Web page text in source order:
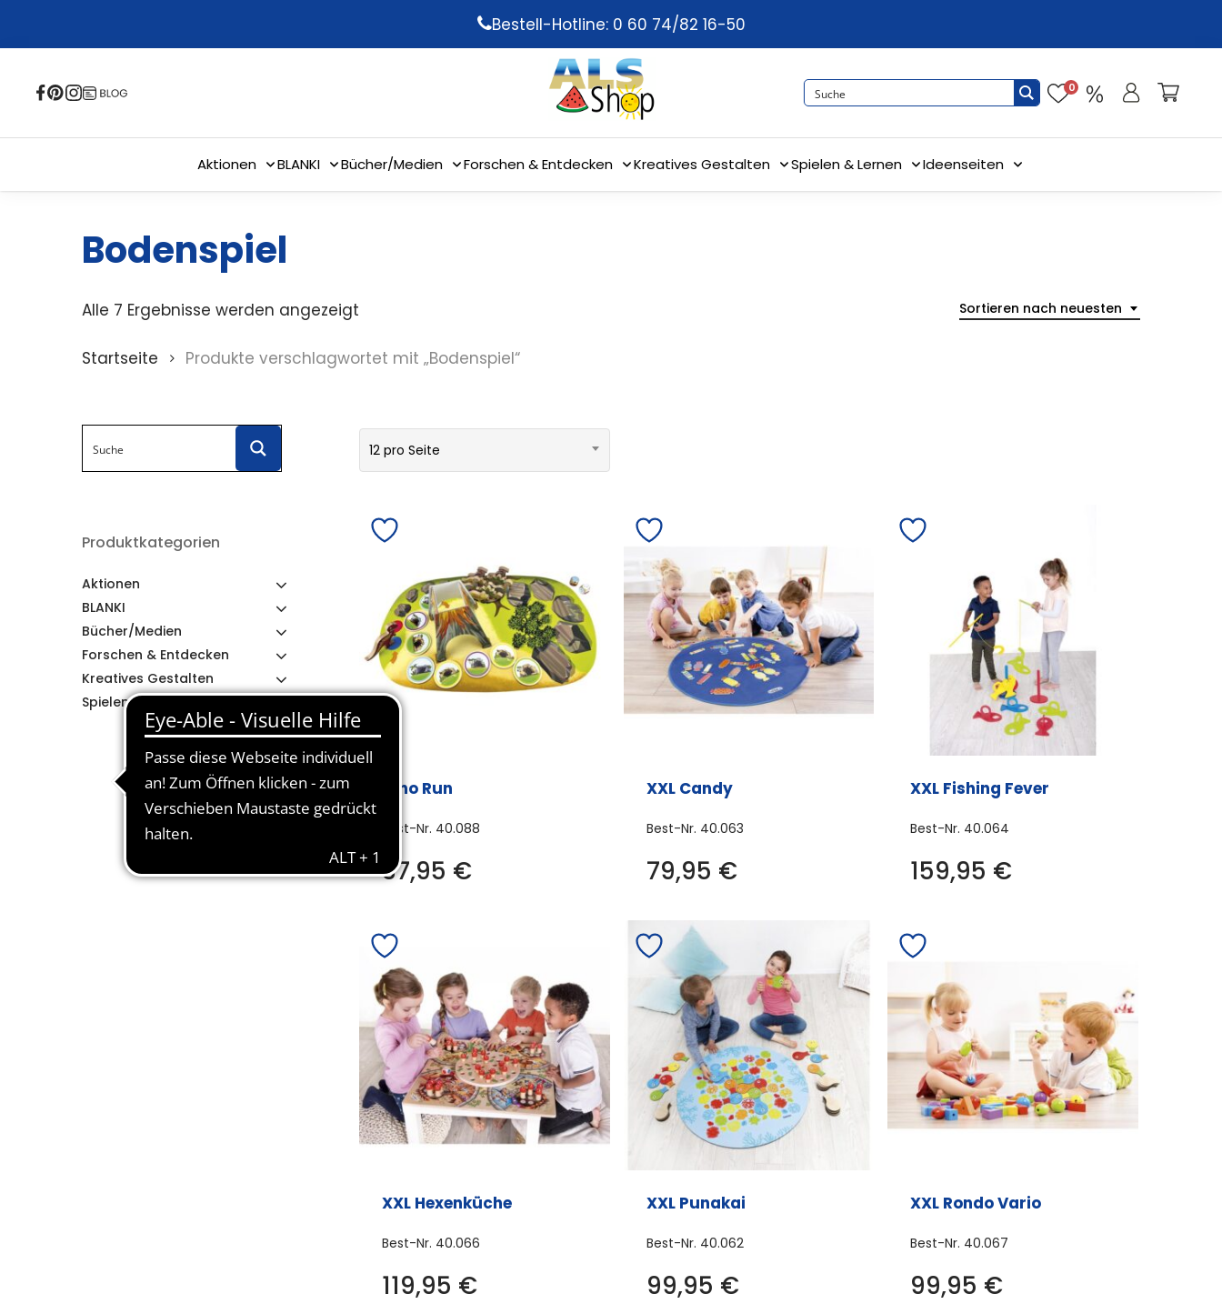
content
Bestell-Hotline: 0 60 74/82 16-50
0
Aktionen BLANKI Bücher/Medien Forschen & Entdecken Kreatives Gestalten Spielen & Lernen Ideenseiten
Bodenspiel
Sortieren nach neuesten
Alle 7 Ergebnisse werden angezeigt
Startseite Produkte verschlagwortet mit „Bodenspiel“
Produktkategorien
Aktionen
BLANKI
Bücher/Medien
Forschen & Entdecken
Kreatives Gestalten
Spielen & Lernen
12 pro Seite
Dino Run
Best-Nr. 40.088
37,95 €
XXL Candy
Best-Nr. 40.063
79,95 €
XXL Fishing Fever
Best-Nr. 40.064
159,95 €
XXL Hexenküche
Best-Nr. 40.066
119,95 €
XXL Punakai
Best-Nr. 40.062
99,95 €
XXL Rondo Vario
Best-Nr. 40.067
99,95 €